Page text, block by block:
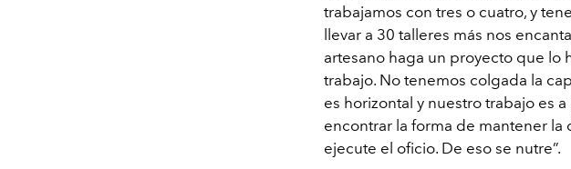
trabajamos con tres o cuatro, y
llevar a 30 talleres más nos
artesano haga un proyecto que lo
trabajo. No tenemos colgada la
es horizontal y nuestro trabajo es
encontrar la forma de mantener
ejecute el oficio. De eso se nutre”.